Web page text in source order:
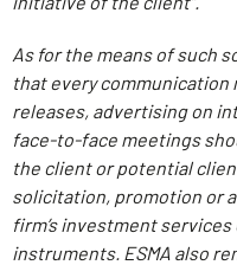
As for the means of such
that every communication
releases, advertising on
face-to-face meetings
the client or potential
solicitation, promotion or
firm’s investment
instruments. ESMA also